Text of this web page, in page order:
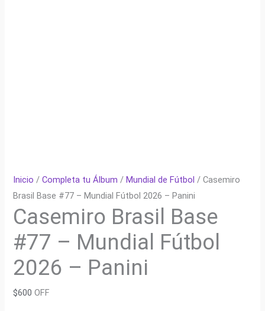
Inicio /Completa tu Álbum /Mundial de Fútbol / Casemiro
Brasil Base #77 – Mundial Fútbol 2026 – Panini
Casemiro Brasil Base
#77 – Mundial Fútbol
2026 – Panini
$600 OFF